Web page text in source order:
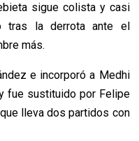
sigue colista y casi
tras la derrota ante el
más.
e incorporó a Medhi
fue sustituido por Felipe
lleva dos partidos con